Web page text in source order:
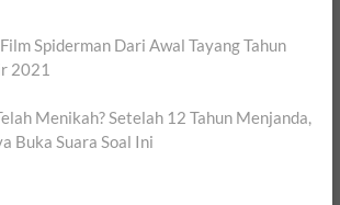
Spiderman Dari Awal Tayang Tahun
2021
Menikah? Setelah 12 Tahun Menjanda,
Buka Suara Soal Ini